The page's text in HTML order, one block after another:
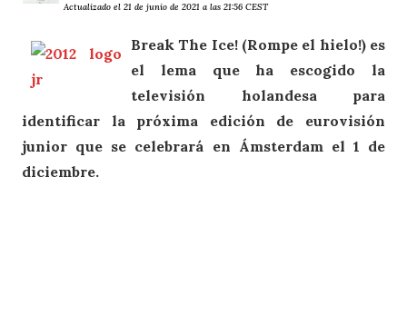
Actualizado el 21 de junio de 2021 a las 21:56 CEST
Break The Ice! (Rompe el hielo!) es
el lema que ha escogido la
televisión holandesa para
identificar la próxima edición de eurovisión
junior que se celebrará en Ámsterdam el 1 de
diciembre.